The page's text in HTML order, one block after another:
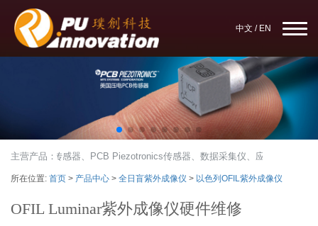
中文 / EN
主营产品：
速度传感器、PCB Piezotronics传感器、数据采集仪、应力应变仪、紫
所在位置: 首页 > 产品中心 > 全日盲紫外成像仪 > 以色列OFIL紫外成像仪
OFIL Luminar紫外成像仪硬件维修